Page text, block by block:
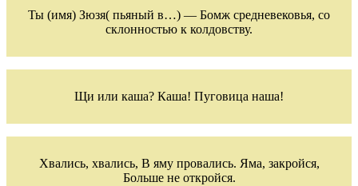
Ты (имя) Зюзя( пьяный в…) — Бомж средневековья, со
склонностью к колдовству.
Щи или каша? Каша! Пуговица наша!
Хвались, хвались, В яму провались. Яма, закройся,
Больше не откройся.